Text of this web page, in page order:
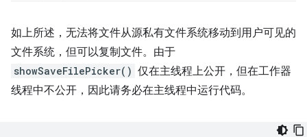
如上所述，无法将文件从源私有文件系统移动到用户可见的
文件系统，但可以复制文件。由于
showSaveFilePicker() 仅在主线程上公开，但在工作器
线程中不公开，因此请务必在主线程中运行代码。